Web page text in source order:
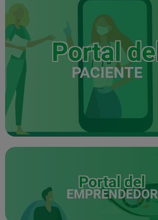
Portal del
PACIENTE
Portal del
EMPRENDEDOR